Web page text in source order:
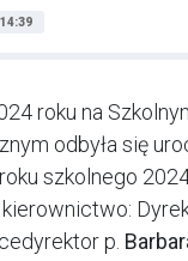
roku na
odbyła się
szkolnego
p.